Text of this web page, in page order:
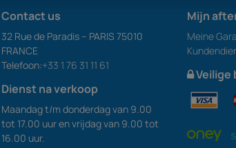
Contact us
32 Rue de Paradis – PARIS 75010
FRANCE
Telefoon:+33 1 76 31 11 61
Dienst na verkoop
Maandag t/m donderdag van 9.00
tot 17.00 uur en vrijdag van 9.00 tot
16.00 uur.
Mijn
Meine
Veilige